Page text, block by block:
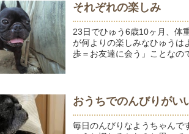
それぞれの楽しみ
23日でひゅう6歳10ヶ月、体
が何よりの楽しみなひゅうは
歩＝お友達に会う」ことなの
おうちでのんびりがい
毎日のんびりなようちゃんで